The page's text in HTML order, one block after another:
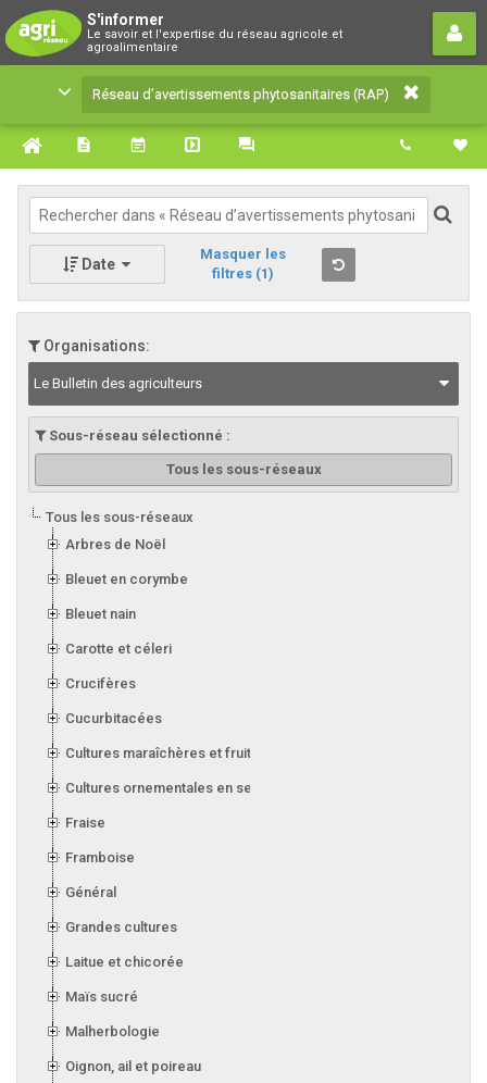
S'informer
Le savoir et l'expertise du réseau agricole et
agroalimentaire
Réseau d’avertissements
phytosanitaires (RAP)
Le savoir et l'expertise du réseau agricole et
agroalimentaire
Réseau d’avertissements phytosanitaires (RAP)
Date
Masquer les
filtres (1)
Organisations:
Le Bulletin des agriculteurs
Sous-réseau sélectionné :
Tous les sous-réseaux
Tous les sous-réseaux
Arbres de Noël
Bleuet en corymbe
Bleuet nain
Carotte et céleri
Crucifères
Cucurbitacées
Cultures maraîchères et fruitières en serre
Cultures ornementales en serre
Fraise
Framboise
Général
Grandes cultures
Laitue et chicorée
Maïs sucré
Malherbologie
Oignon, ail et poireau